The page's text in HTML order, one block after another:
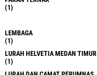
(1)
LEMBAGA
(1)
LURAH HELVETIA MEDAN TIMUR
(1)